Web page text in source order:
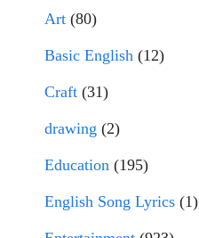
Art (80)
Basic English (12)
Craft (31)
drawing (2)
Education (195)
English Song Lyrics (1)